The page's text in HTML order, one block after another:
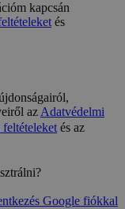
kapcsán
és
azAdatvédelmi
feltételeketés az
Google fiókkal